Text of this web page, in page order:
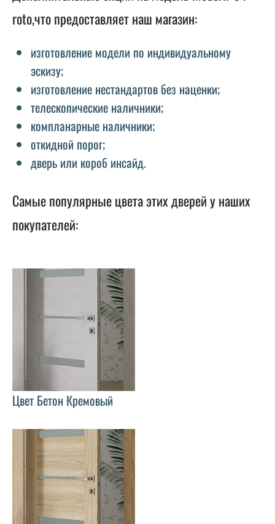
roto,что предоставляет наш магазин:
изготовление модели по индивидуальному
эскизу;
изготовление нестандартов без наценки;
телескопические наличники;
компланарные наличники;
откидной порог;
дверь или короб инсайд.
Самые популярные цвета этих дверей у наших
покупателей:
Цвет Бетон Кремовый